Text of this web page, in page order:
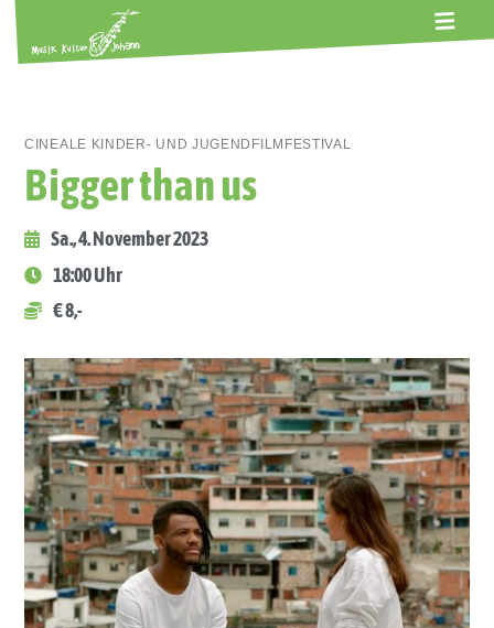
CINEALE KINDER- UND JUGENDFILMFESTIVAL
Bigger than us
Sa., 4. November 2023
18:00 Uhr
€ 8,-